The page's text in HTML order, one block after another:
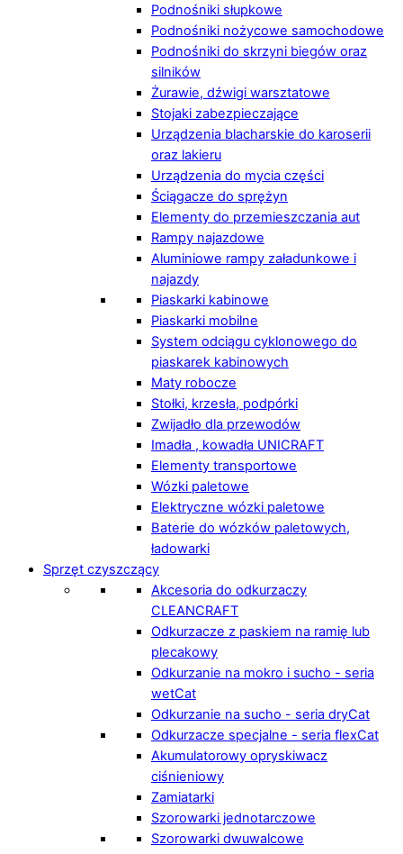
Podnośniki słupkowe
Podnośniki nożycowe samochodowe
Podnośniki do skrzyni biegów oraz
silników
Żurawie, dźwigi warsztatowe
Stojaki zabezpieczające
Urządzenia blacharskie do karoserii
oraz lakieru
Urządzenia do mycia części
Ściągacze do sprężyn
Elementy do przemieszczania aut
Rampy najazdowe
Aluminiowe rampy załadunkowe i
najazdy
Piaskarki kabinowe
Piaskarki mobilne
System odciągu cyklonowego do
piaskarek kabinowych
Maty robocze
Stołki, krzesła, podpórki
Zwijadło dla przewodów
Imadła , kowadła UNICRAFT
Elementy transportowe
Wózki paletowe
Elektryczne wózki paletowe
Baterie do wózków paletowych,
ładowarki
Sprzęt czyszczący
Akcesoria do odkurzaczy
CLEANCRAFT
Odkurzacze z paskiem na ramię lub
plecakowy
Odkurzanie na mokro i sucho - seria
wetCat
Odkurzanie na sucho - seria dryCat
Odkurzacze specjalne - seria flexCat
Akumulatorowy opryskiwacz
ciśnieniowy
Zamiatarki
Szorowarki jednotarczowe
Szorowarki dwuwalcowe